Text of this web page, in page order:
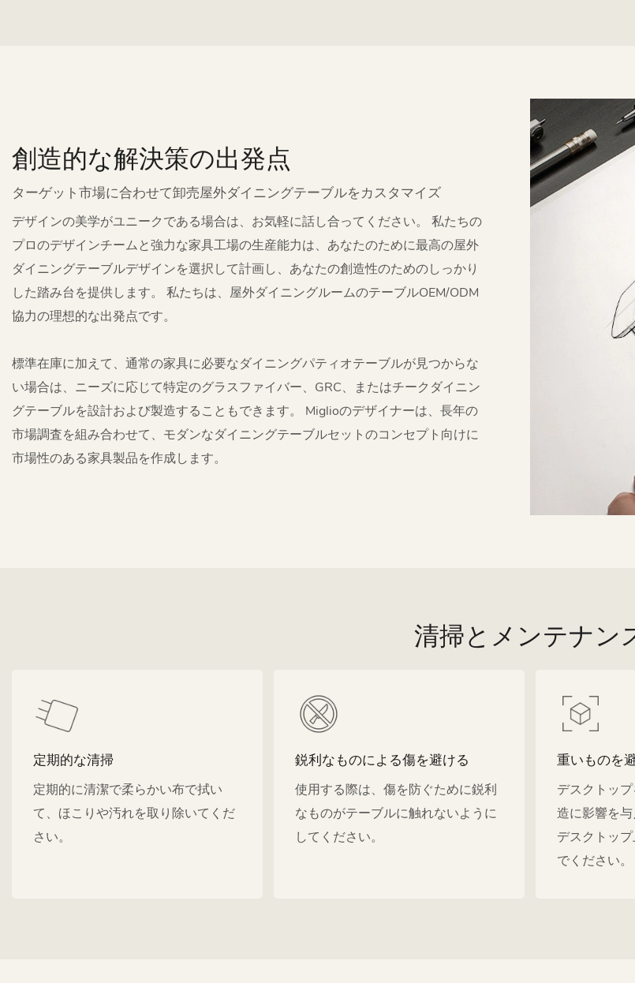
創造的な解決策の出発点
ターゲット市場に合わせて卸売屋外ダイニングテーブルをカスタマイズ
デザインの美学がユニークである場合は、お気軽に話し合ってください。 私たちの
プロのデザインチームと強力な家具工場の生産能力は、あなたのために最高の屋外
ダイニングテーブルデザインを選択して計画し、あなたの創造性のためのしっかり
した踏み台を提供します。 私たちは、屋外ダイニングルームのテーブルOEM/ODM
協力の理想的な出発点です。
標準在庫に加えて、通常の家具に必要なダイニングパティオテーブルが見つからな
い場合は、ニーズに応じて特定のグラスファイバー、GRC、またはチークダイニン
グテーブルを設計および製造することもできます。 Miglioのデザイナーは、長年の
市場調査を組み合わせて、モダンなダイニングテーブルセットのコンセプト向けに
市場性のある家具製品を作成します。
清掃とメンテナン
定期的な清掃
定期的に清潔で柔らかい布で拭い
て、ほこりや汚れを取り除いてくだ
さい。
鋭利なものによる傷を避ける
使用する際は、傷を防ぐために鋭利
なものがテーブルに触れないように
してください。
重いものを
デスクトッ
造に影響を与
デスクトッ
でください。